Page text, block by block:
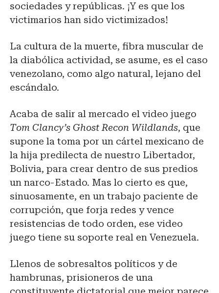
sociedades y repúblicas. ¡Y es que los
victimarios han sido victimizados!
La cultura de la muerte, fibra muscular de
la diabólica actividad, se asume, es el caso
venezolano, como algo natural, lejano del
escándalo.
Acaba de salir al mercado el video juego
Tom Clancy’s Ghost Recon Wildlands, que
supone la toma por un cártel mexicano de
la hija predilecta de nuestro Libertador,
Bolivia, para crear dentro de sus predios
un narco-Estado. Mas lo cierto es que,
sinuosamente, en un trabajo paciente de
corrupción, que forja redes y vence
resistencias de todo orden, ese video
juego tiene su soporte real en Venezuela.
Llenos de sobresaltos políticos y de
hambrunas, prisioneros de una